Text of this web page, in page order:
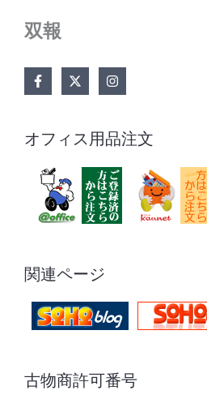
双報
オフィス用品注文
関連ページ
古物商許可番号